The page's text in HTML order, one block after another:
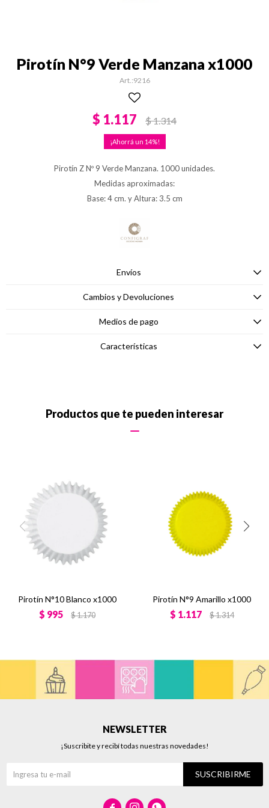
Pirotín N°9 Verde Manzana x1000
9216
$ 1.117 $1.314
14
Pirotín Z Nº 9 Verde Manzana. 1000 unidades.
Medidas aproximadas:
Base: 4 cm. y Altura: 3.5 cm
Envíos
Cambios y Devoluciones
Medios de pago
Características
Productos que te pueden interesar
Pirotín N°10 Blanco x1000
$ 995 $1.170
Pirotín N°9 Amarillo x1000
$ 1.117 $1.314
NEWSLETTER
¡Suscribite y recibí todas nuestras novedades!
SUSCRIBIRME